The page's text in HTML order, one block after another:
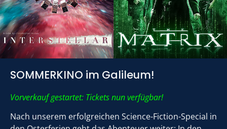
SOMMERKINO im Galileum!
Vorverkauf gestartet: Tickets nun verfügbar!
Nach unserem erfolgreichen Science-Fiction-Special in